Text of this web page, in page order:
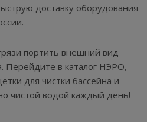
доставку оборудования
портить внешний вид
Перейдите в каталог НЭРО,
для чистки бассейна и
чистой водой каждый день!